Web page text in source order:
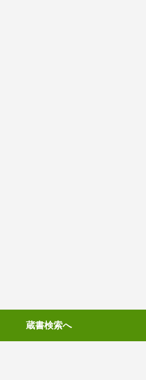
蔵書検索へ